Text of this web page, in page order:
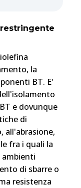
la
BT. E'
e dovunque
di
all'abrasione,
fra i quali la
ambienti
di sbarre o
resistenza